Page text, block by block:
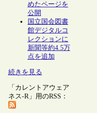
めたページを
公開
国立国会図書
館デジタルコ
レクションに
新聞等約4.5万
点を追加
続きを見る
「カレントアウェア
ネス-R」用のRSS：